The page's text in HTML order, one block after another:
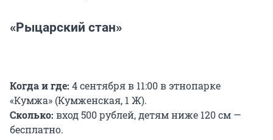
«Рыцарский стан»
Когда и где: 4 сентября в 11:00 в этнопарке
«Кумжа» (Кумженская, 1 Ж).
Сколько: вход 500 рублей, детям ниже 120 см —
бесплатно.